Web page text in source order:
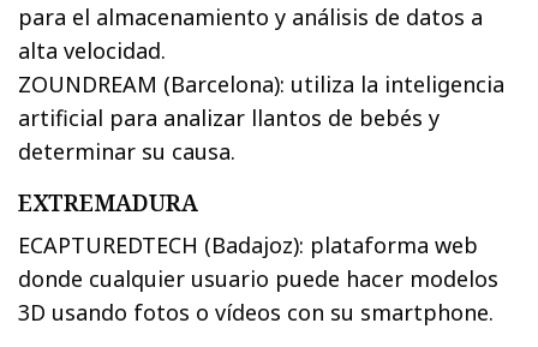
para el almacenamiento y análisis de datos a
alta velocidad.
ZOUNDREAM (Barcelona): utiliza la inteligencia
artificial para analizar llantos de bebés y
determinar su causa.
EXTREMADURA
ECAPTUREDTECH (Badajoz): plataforma web
donde cualquier usuario puede hacer modelos
3D usando fotos o vídeos con su smartphone.